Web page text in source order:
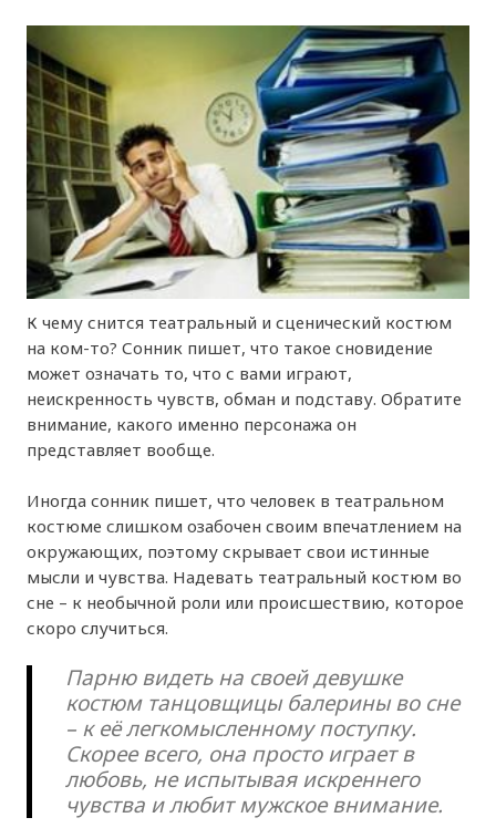
К чему снится театральный и сценический костюм
на ком-то? Сонник пишет, что такое сновидение
может означать то, что с вами играют,
неискренность чувств, обман и подставу. Обратите
внимание, какого именно персонажа он
представляет вообще.
Иногда сонник пишет, что человек в театральном
костюме слишком озабочен своим впечатлением на
окружающих, поэтому скрывает свои истинные
мысли и чувства. Надевать театральный костюм во
сне – к необычной роли или происшествию, которое
скоро случиться.
Парню видеть на своей девушке
костюм танцовщицы балерины во сне
– к её легкомысленному поступку.
Скорее всего, она просто играет в
любовь, не испытывая искреннего
чувства и любит мужское внимание.